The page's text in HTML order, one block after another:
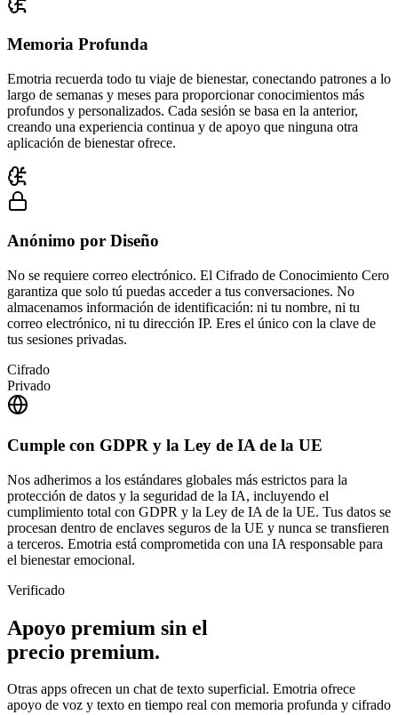
Memoria Profunda
Emotria recuerda todo tu viaje de bienestar, conectando patrones a lo
largo de semanas y meses para proporcionar conocimientos más
profundos y personalizados. Cada sesión se basa en la anterior,
creando una experiencia continua y de apoyo que ninguna otra
aplicación de bienestar ofrece.
Anónimo por Diseño
No se requiere correo electrónico. El Cifrado de Conocimiento Cero
garantiza que solo tú puedas acceder a tus conversaciones. No
almacenamos información de identificación: ni tu nombre, ni tu
correo electrónico, ni tu dirección IP. Eres el único con la clave de
tus sesiones privadas.
Cifrado
Privado
Cumple con GDPR y la Ley de IA de la UE
Nos adherimos a los estándares globales más estrictos para la
protección de datos y la seguridad de la IA, incluyendo el
cumplimiento total con GDPR y la Ley de IA de la UE. Tus datos se
procesan dentro de enclaves seguros de la UE y nunca se transfieren
a terceros. Emotria está comprometida con una IA responsable para
el bienestar emocional.
Verificado
Apoyo premium sin el
precio premium.
Otras apps ofrecen un chat de texto superficial. Emotria ofrece
apoyo de voz y texto en tiempo real con memoria profunda y cifrado